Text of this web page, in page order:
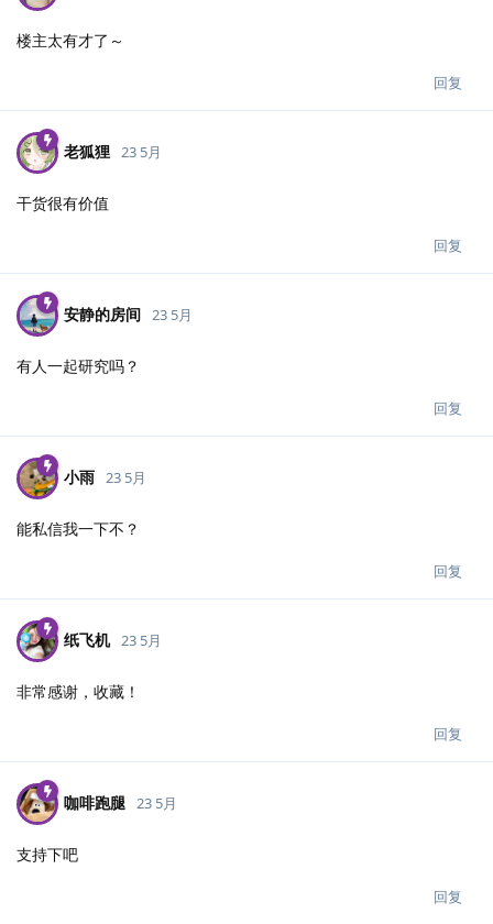
楼主太有才了～
回复
老狐狸 23 5月
干货很有价值
回复
安静的房间 23 5月
有人一起研究吗？
回复
小雨 23 5月
能私信我一下不？
回复
纸飞机 23 5月
非常感谢，收藏！
回复
咖啡跑腿 23 5月
支持下吧
回复